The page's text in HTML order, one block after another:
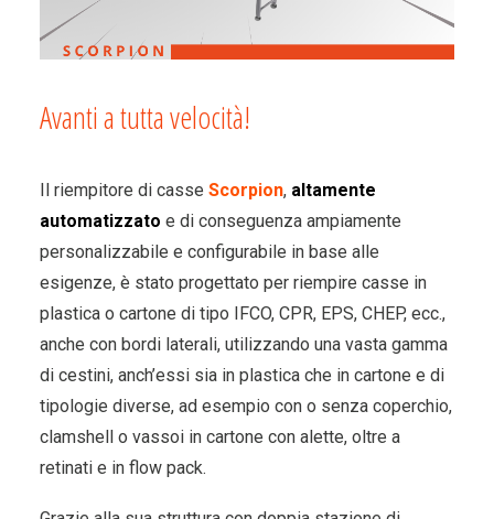
Avanti a tutta velocità!
Il riempitore di casse Scorpion, altamente
automatizzato e di conseguenza ampiamente
personalizzabile e configurabile in base alle
esigenze, è stato progettato per riempire casse in
plastica o cartone di tipo IFCO, CPR, EPS, CHEP, ecc.,
anche con bordi laterali, utilizzando una vasta gamma
di cestini, anch’essi sia in plastica che in cartone e di
tipologie diverse, ad esempio con o senza coperchio,
clamshell o vassoi in cartone con alette, oltre a
retinati e in flow pack.